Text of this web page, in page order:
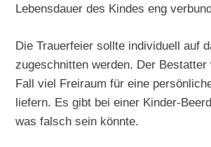
Lebensdauer des Kindes eng
Die Trauerfeier sollte individuell auf
zugeschnitten werden. Der Bestatter
Fall viel Freiraum für eine
liefern. Es gibt bei einer Kinder-
was falsch sein könnte.